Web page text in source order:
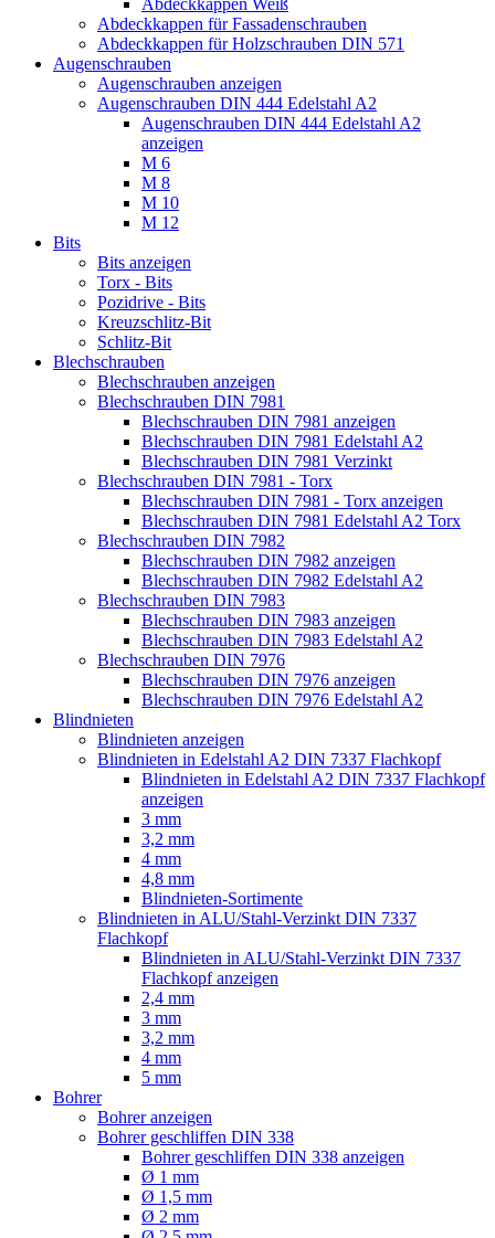
Abdeckkappen für Fassadenschrauben
Abdeckkappen für Holzschrauben DIN 571
Augenschrauben
Augenschrauben anzeigen
Augenschrauben DIN 444 Edelstahl A2
Augenschrauben DIN 444 Edelstahl A2
anzeigen
M 6
M 8
M 10
M 12
Bits
Bits anzeigen
Torx - Bits
Pozidrive - Bits
Kreuzschlitz-Bit
Schlitz-Bit
Blechschrauben
Blechschrauben anzeigen
Blechschrauben DIN 7981
Blechschrauben DIN 7981 anzeigen
Blechschrauben DIN 7981 Edelstahl A2
Blechschrauben DIN 7981 Verzinkt
Blechschrauben DIN 7981 - Torx
Blechschrauben DIN 7981 - Torx anzeigen
Blechschrauben DIN 7981 Edelstahl A2 Torx
Blechschrauben DIN 7982
Blechschrauben DIN 7982 anzeigen
Blechschrauben DIN 7982 Edelstahl A2
Blechschrauben DIN 7983
Blechschrauben DIN 7983 anzeigen
Blechschrauben DIN 7983 Edelstahl A2
Blechschrauben DIN 7976
Blechschrauben DIN 7976 anzeigen
Blechschrauben DIN 7976 Edelstahl A2
Blindnieten
Blindnieten anzeigen
Blindnieten in Edelstahl A2 DIN 7337 Flachkopf
Blindnieten in Edelstahl A2 DIN 7337 Flachkopf
anzeigen
3 mm
3,2 mm
4 mm
4,8 mm
Blindnieten-Sortimente
Blindnieten in ALU/Stahl-Verzinkt DIN 7337
Flachkopf
Blindnieten in ALU/Stahl-Verzinkt DIN 7337
Flachkopf anzeigen
2,4 mm
3 mm
3,2 mm
4 mm
5 mm
Bohrer
Bohrer anzeigen
Bohrer geschliffen DIN 338
Bohrer geschliffen DIN 338 anzeigen
Ø 1 mm
Ø 1,5 mm
Ø 2 mm